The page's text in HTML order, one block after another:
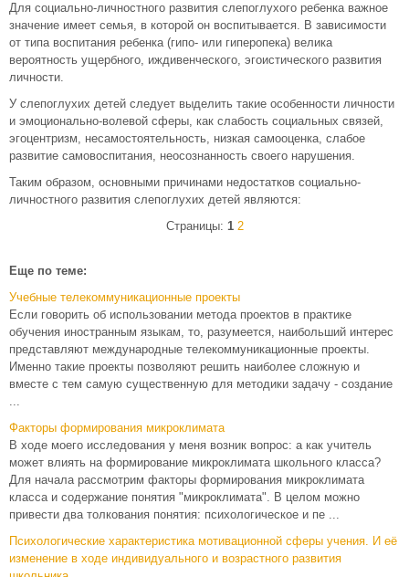
Для социально-личностного развития слепоглухого ребенка важное
значение имеет семья, в которой он воспитывается. В зависимости
от типа воспитания ребенка (гипо- или гиперопека) велика
вероятность ущербного, иждивенческого, эгоистического развития
личности.
У слепоглухих детей следует выделить такие особенности личности
и эмоционально-волевой сферы, как слабость социальных связей,
эгоцентризм, несамостоятельность, низкая самооценка, слабое
развитие самовоспитания, неосознанность своего нарушения.
Таким образом, основными причинами недостатков социально-
личностного развития слепоглухих детей являются:
Страницы: 1 2
Еще по теме:
Учебные телекоммуникационные проекты
Если говорить об использовании метода проектов в практике
обучения иностранным языкам, то, разумеется, наибольший интерес
представляют международные телекоммуникационные проекты.
Именно такие проекты позволяют решить наиболее сложную и
вместе с тем самую существенную для методики задачу - создание
...
Факторы формирования микроклимата
В ходе моего исследования у меня возник вопрос: а как учитель
может влиять на формирование микроклимата школьного класса?
Для начала рассмотрим факторы формирования микроклимата
класса и содержание понятия "микроклимата". В целом можно
привести два толкования понятия: психологическое и пе ...
Психологические характеристика мотивационной сферы учения. И её
изменение в ходе индивидуального и возрастного развития